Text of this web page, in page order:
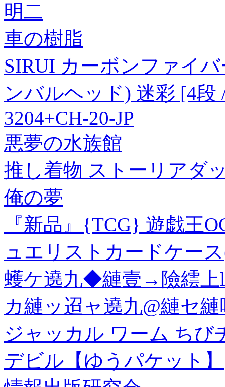
明二
車の樹脂
SIRUI カーボンファイ
ンバルヘッド) 迷彩 [4
3204+CH-20-JP
悪夢の水族館
推し着物 ストーリアダ
俺の夢
『新品』{TCG} 遊戯王
ュエリストカードケース
蠖ケ遶九◆縺壹→險繧上l
カ縺ッ迢ャ遶九@縺セ
ジャッカル ワーム ちび
デビル【ゆうパケット】